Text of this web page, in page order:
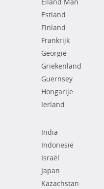
Eiland Man
Estland
Finland
Frankrijk
Georgië
Griekenland
Guernsey
Hongarije
Ierland
India
Indonesië
Israël
Japan
Kazachstan